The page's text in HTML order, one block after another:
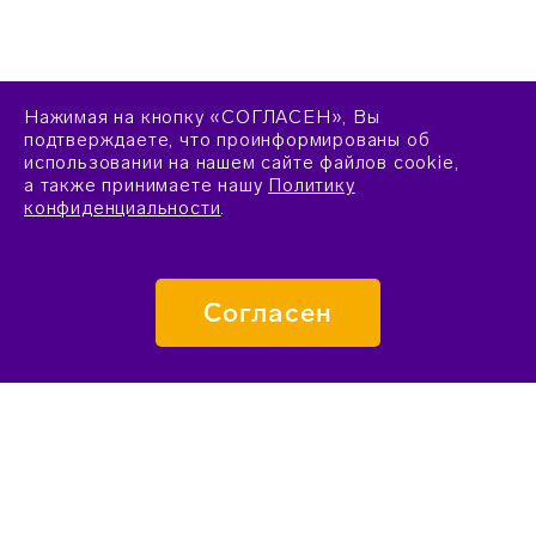
Нажимая на кнопку «СОГЛАСЕН», Вы
подтверждаете, что проинформированы об
использовании на нашем сайте файлов cookie,
а также принимаете нашу Политику
конфиденциальности.
Согласен